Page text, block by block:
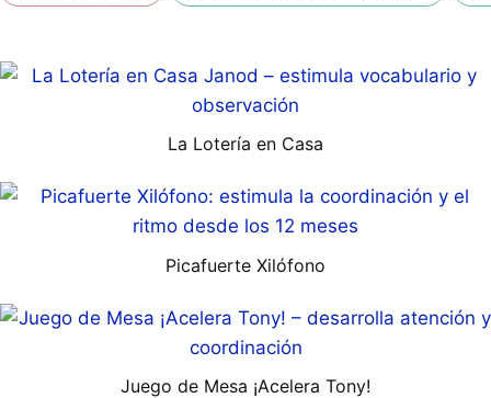
La Lotería en Casa
Picafuerte Xilófono
Juego de Mesa ¡Acelera Tony!